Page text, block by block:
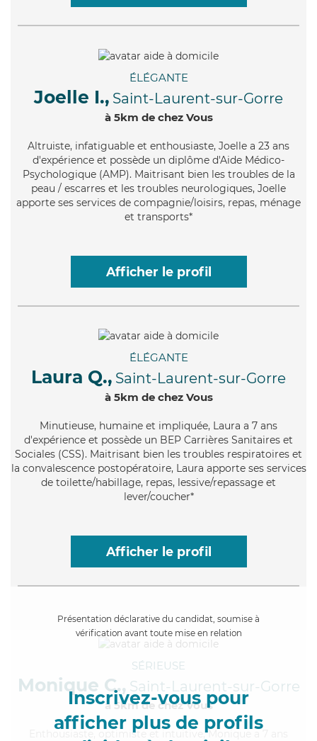
ÉLÉGANTE
Joelle I., Saint-Laurent-sur-Gorre
à 5km de chez Vous
Altruiste, infatiguable et enthousiaste, Joelle a 23 ans
d'expérience et possède un diplôme d'Aide Médico-
Psychologique (AMP). Maitrisant bien les troubles de la
peau / escarres et les troubles neurologiques, Joelle
apporte ses services de compagnie/loisirs, repas, ménage
et transports*
Afficher le profil
ÉLÉGANTE
Laura Q., Saint-Laurent-sur-Gorre
à 5km de chez Vous
Minutieuse, humaine et impliquée, Laura a 7 ans
d'expérience et possède un BEP Carrières Sanitaires et
Sociales (CSS). Maitrisant bien les troubles respiratoires et
la convalescence postopératoire, Laura apporte ses services
de toilette/habillage, repas, lessive/repassage et
lever/coucher*
Afficher le profil
Présentation déclarative du candidat, soumise à
vérification avant toute mise en relation
Inscrivez-vous pour
afficher plus de profils
SÉRIEUSE
Monique C., Saint-Laurent-sur-Gorre
à 5km de chez Vous
, optimiste et intuitive, Monique a 7 ans